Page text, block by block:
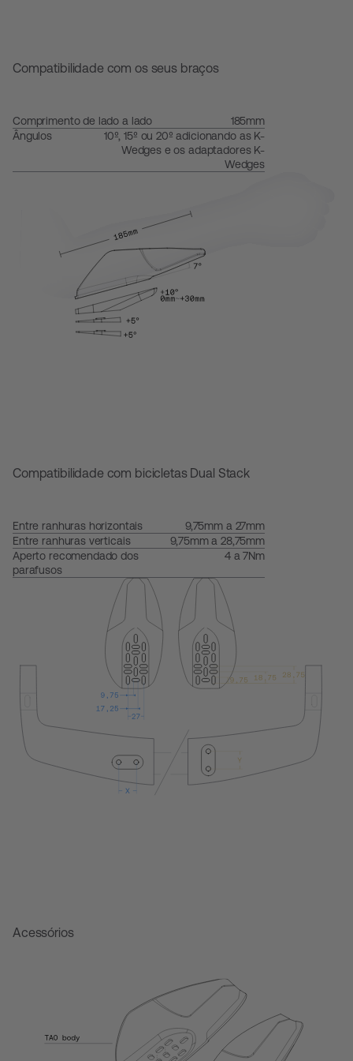
Compatibilidade com os seus braços
Comprimento de lado a lado
185mm
Ângulos
10º, 15º ou 20º adicionando as K-
Wedges e os adaptadores K-
Wedges
Compatibilidade com bicicletas Dual Stack
Entre ranhuras horizontais
9,75mm a 27mm
Entre ranhuras verticais
9,75mm a 28,75mm
Aperto recomendado dos
parafusos
4 a 7Nm
Acessórios